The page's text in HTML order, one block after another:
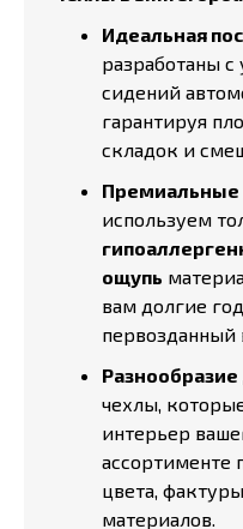
Идеальная
разработаны с
сидений
гарантируя
складок и
используем
ощупь
вам долгие
первозданный
чехлы,
интерьер
ассортименте
цвета,
материалов.